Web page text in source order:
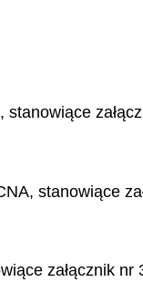
stanowiące
załącznik nr